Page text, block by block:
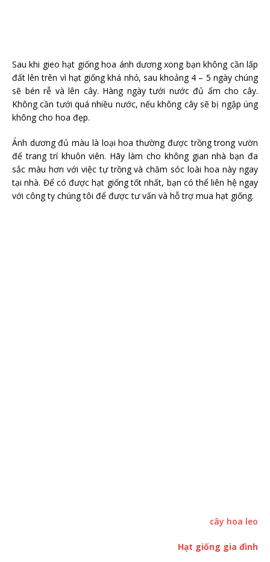
Sau khi gieo hạt giống hoa ánh dương xong bạn không cần lấp
đất lên trên vì hạt giống khá nhỏ, sau khoảng 4 – 5 ngày chúng
sẽ bén rễ và lên cây. Hàng ngày tưới nước đủ ẩm cho cây.
Không cần tưới quá nhiều nước, nếu không cây sẽ bị ngập úng
không cho hoa đẹp.
Ánh dương đủ màu là loại hoa thường được trồng trong vườn
để trang trí khuôn viên. Hãy làm cho không gian nhà bạn đa
sắc màu hơn với việc tự trồng và chăm sóc loài hoa này ngay
tại nhà. Để có được hạt giống tốt nhất, bạn có thể liên hệ ngay
với công ty chúng tôi để được tư vấn và hỗ trợ mua hạt giống.
cây hoa leo
Hạt giống gia đình